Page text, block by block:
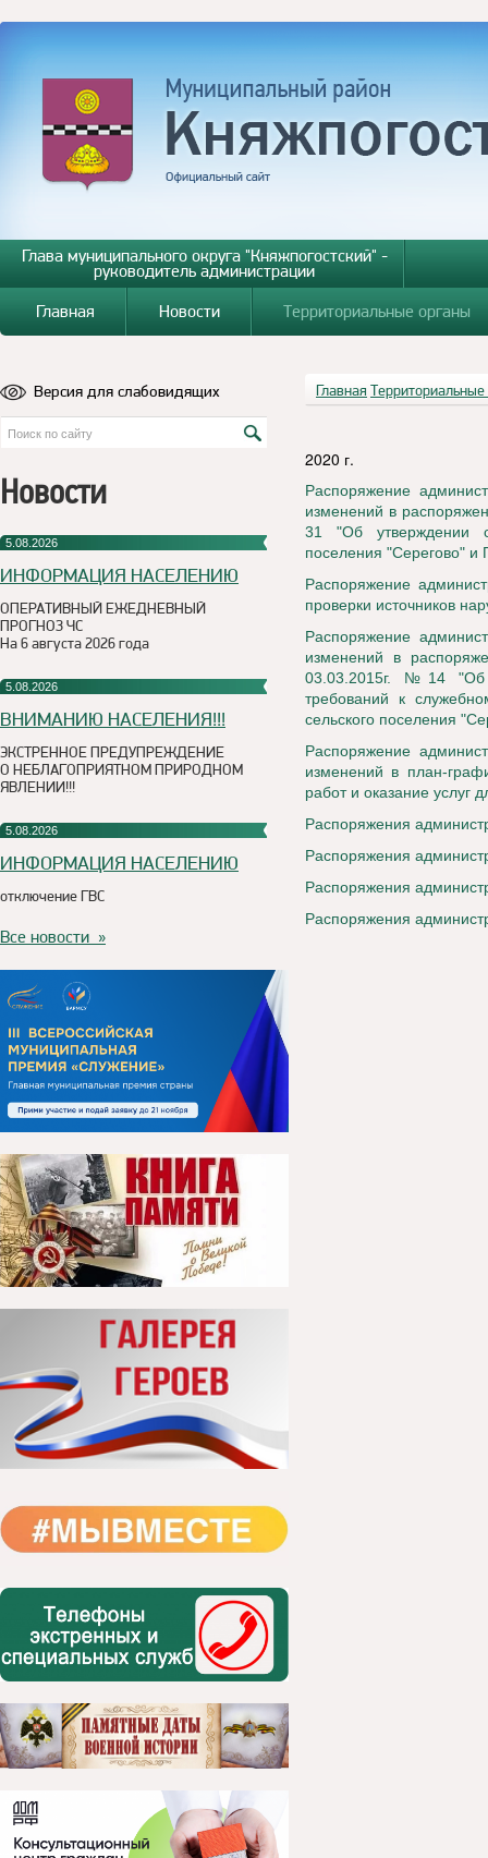
Глава муниципального округа "Княжпогостский" -
руководитель администрации
Главная
Новости Территориальные органы
Версия для слабовидящих
Новости
5.08.2026
ИНФОРМАЦИЯ НАСЕЛЕНИЮ
ОПЕРАТИВНЫЙ ЕЖЕДНЕВНЫЙ
ПРОГНОЗ ЧС
На 6 августа 2026 года
5.08.2026
ВНИМАНИЮ НАСЕЛЕНИЯ!!!
ЭКСТРЕННОЕ ПРЕДУПРЕЖДЕНИЕ
О НЕБЛАГОПРИЯТНОМ ПРИРОДНОМ
ЯВЛЕНИИ!!!
5.08.2026
ИНФОРМАЦИЯ НАСЕЛЕНИЮ
отключение ГВС
Все новости »
Главная
2020 г.
Распоряжение
изменений в
31 "Об утверждении
поселения "Серегово"
Распоряжение
проверки источников
Распоряжение
изменений в
03.03.2015г. №14 "Об
требований к
сельского поселения
Распоряжение
изменений в план-
работ и оказание услуг
Распоряжения
Распоряжения
Распоряжения
Распоряжения